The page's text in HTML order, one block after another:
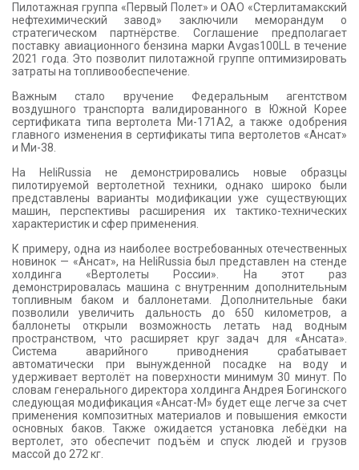
Пилотажная группа «Первый Полет» и ОАО «Стерлитамакский
нефтехимический завод» заключили меморандум о
стратегическом партнёрстве. Соглашение предполагает
поставку авиационного бензина марки Avgas100LL в течение
2021 года. Это позволит пилотажной группе оптимизировать
затраты на топливообеспечение.
Важным стало вручение Федеральным агентством
воздушного транспорта валидированного в Южной Корее
сертификата типа вертолета Ми-171А2, а также одобрения
главного изменения в сертификаты типа вертолетов «Ансат»
и Ми-38.
На HeliRussia не демонстрировались новые образцы
пилотируемой вертолетной техники, однако широко были
представлены варианты модификации уже существующих
машин, перспективы расширения их тактико-технических
характеристик и сфер применения.
К примеру, одна из наиболее востребованных отечественных
новинок — «Ансат», на HeliRussia был представлен на стенде
холдинга «Вертолеты России». На этот раз
демонстрировалась машина с внутренним дополнительным
топливным баком и баллонетами. Дополнительные баки
позволили увеличить дальность до 650 километров, а
баллонеты открыли возможность летать над водным
пространством, что расширяет круг задач для «Ансата».
Система аварийного приводнения срабатывает
автоматически при вынужденной посадке на воду и
удерживает вертолёт на поверхности минимум 30 минут. По
словам генерального директора холдинга Андрея Богинского
следующая модификация «Ансат-М» будет еще легче за счет
применения композитных материалов и повышения емкости
основных баков. Также ожидается установка лебёдки на
вертолет, это обеспечит подъём и спуск людей и грузов
массой до 272 кг.